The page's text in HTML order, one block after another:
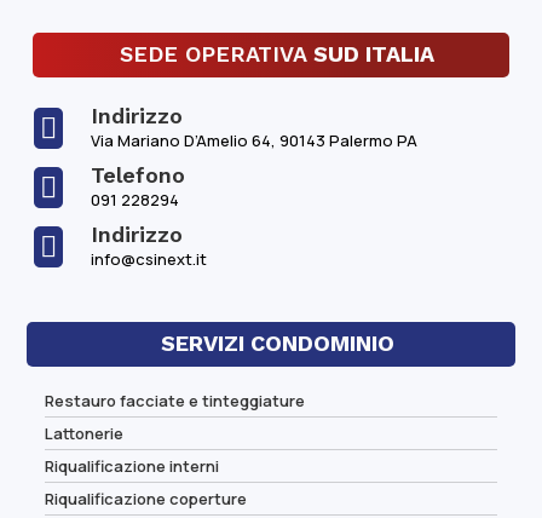
SEDE OPERATIVA SUD ITALIA
 Indirizzo
Via Mariano D’Amelio 64, 90143 Palermo PA
 Telefono
091 228294
 Indirizzo
info@csinext.it
SERVIZI CONDOMINIO
Restauro facciate e tinteggiature
Lattonerie
Riqualificazione interni
Riqualificazione coperture